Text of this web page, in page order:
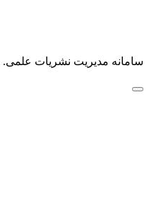
سامانه مدیریت نشریات علمی.